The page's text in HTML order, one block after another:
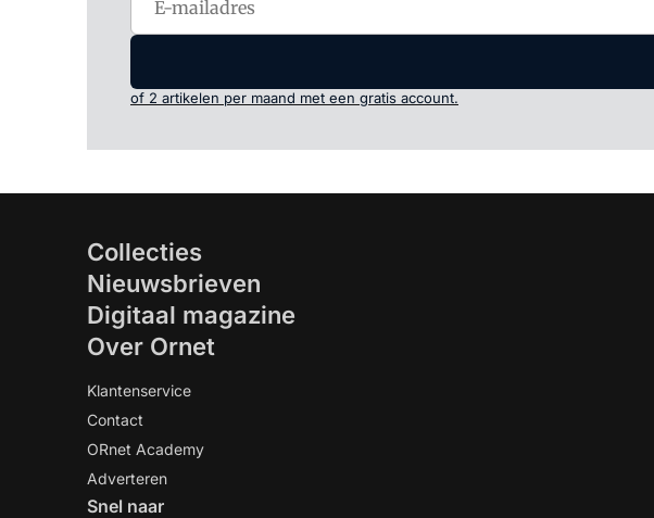
of 2 artikelen per maand met een gratis account.
Collecties
Nieuwsbrieven
Digitaal magazine
Over Ornet
Klantenservice
Contact
ORnet Academy
Adverteren
Snel naar